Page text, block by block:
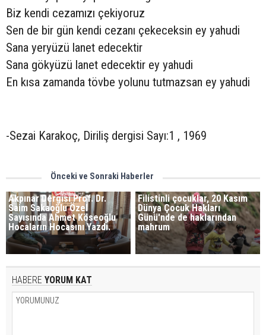
Biz kendi cezamızı çekiyoruz
Sen de bir gün kendi cezanı çekeceksin ey yahudi
Sana yeryüzü lanet edecektir
Sana gökyüzü lanet edecektir ey yahudi
En kısa zamanda tövbe yolunu tutmazsan ey yahudi
-Sezai Karakoç, Diriliş dergisi Sayı:1 , 1969
Önceki ve Sonraki Haberler
Akpınar Dergisi Prof. Dr.
Saim Sakaoğlu Özel
Sayısında Ahmet Köseoğlu
Hocaların Hocasını Yazdı.
Filistinli çocuklar, 20 Kasım
Dünya Çocuk Hakları
Günü'nde de haklarından
mahrum
HABERE YORUM KAT